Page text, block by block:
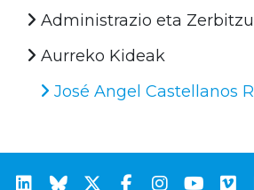
Administrazio eta
Aurreko Kideak
José Angel Castellanos